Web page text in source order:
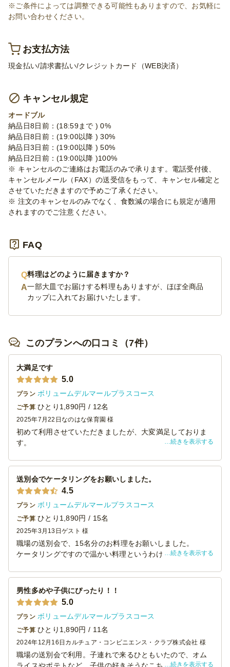
※ご条件によっては調整できる可能性もありますので、お気軽に
お問い合わせください。
お支払方法
現金払い/請求書払い/クレジットカード（WEB決済）
キャンセル規定
オードブル
納品日8日前：(18:59まで ) 0%
納品日8日前：(19:00以降 ) 30%
納品日3日前：(19:00以降 ) 50%
納品日2日前：(19:00以降 )100%
※ キャンセルのご連絡はお電話のみで承ります。電話受付後、
キャンセルメール（FAX）の送受信をもって、キャンセル確定と
させていただきますので予めご了承ください。
※ 注文のキャンセルのみでなく、食数減の場合にも規定が適用
されますのでご注意ください。
FAQ
料理はどのように届きますか？
一部大皿でお届けする料理もありますが、ほぼ全商品
カップに入れてお届けいたします。
このプランへの口コミ（7件）
大満足です
5.0
プラン ボリュームデルマールプラスコース
ご予算 ひとり1,890円 / 12名
2025年7月22日 なのはな保育園 様
初めて利用させていただきましたが、大変満足しておりま
す。
目も豪華。
好きなものを好きなだけ選べるのも、届けてもらえるの
も、本当に良かったです。
また、機会がありましたらよろしくお願いいたします。
続きを表示する
送別会でケータリングをお願いしました。
4.5
プラン ボリュームデルマールプラスコース
ご予算 ひとり1,890円 / 15名
2025年3月13日 ゲスト 様
職場の送別会で、15名分のお料理をお願いしました。
ケータリングですので温かい料理というわけにはいきませ
スよく用意いただき。
冷めていても美味しい料理でした。
また、取り分け用のお皿やトング、おしぼりなども付いて
いましたので、料理を食べようとなったときに、あれがな
いこれがないとならず、ストレスなく料理を楽しむことが
できました。
続きを表示する
男性多めや子供にぴったり！！
5.0
プラン ボリュームデルマールプラスコース
ご予算 ひとり1,890円 / 11名
2024年12月16日 カルチュア・コンビニエンス・クラブ株式会社 様
職場の送別会で利用。子連れで来るひともいたので、オム
続きを表示する